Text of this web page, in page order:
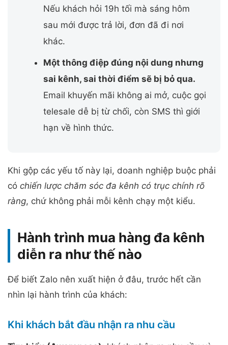
Nếu khách hỏi 19h tối mà sáng hôm
sau mới được trả lời, đơn đã đi nơi
khác.
Một thông điệp đúng nội dung nhưng
sai kênh, sai thời điểm sẽ bị bỏ qua.
Email khuyến mãi không ai mở, cuộc gọi
telesale dễ bị từ chối, còn SMS thì giới
hạn về hình thức.
Khi gộp các yếu tố này lại, doanh nghiệp buộc phải
có chiến lược chăm sóc đa kênh có trục chính rõ
ràng, chứ không phải mỗi kênh chạy một kiểu.
Hành trình mua hàng đa kênh
diễn ra như thế nào
Để biết Zalo nên xuất hiện ở đâu, trước hết cần
nhìn lại hành trình của khách:
Khi khách bắt đầu nhận ra nhu cầu